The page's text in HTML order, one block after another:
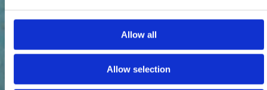
Allow all
Allow selection